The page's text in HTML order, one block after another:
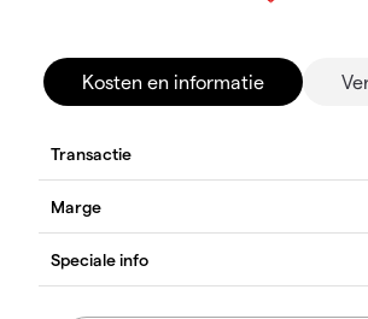
Kosten en informatie